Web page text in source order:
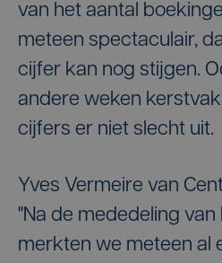
van het aantal
meteen spectaculair,
cijfer kan nog stijgen.
andere weken
cijfers er niet slecht uit.
Yves Vermeire van
"Na de mededeling
merkten we meteen al